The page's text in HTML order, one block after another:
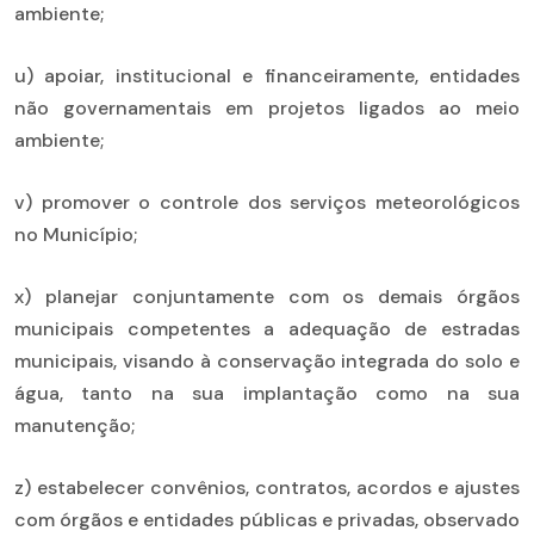
ambiente;
u) apoiar, institucional e financeiramente, entidades
não governamentais em projetos ligados ao meio
ambiente;
v) promover o controle dos serviços meteorológicos
no Município;
x) planejar conjuntamente com os demais órgãos
municipais competentes a adequação de estradas
municipais, visando à conservação integrada do solo e
água, tanto na sua implantação como na sua
manutenção;
z) estabelecer convênios, contratos, acordos e ajustes
com órgãos e entidades públicas e privadas, observado